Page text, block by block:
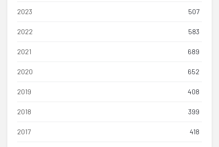
2023 507
2022 583
2021 689
2020 652
2019 408
2018 399
2017 418